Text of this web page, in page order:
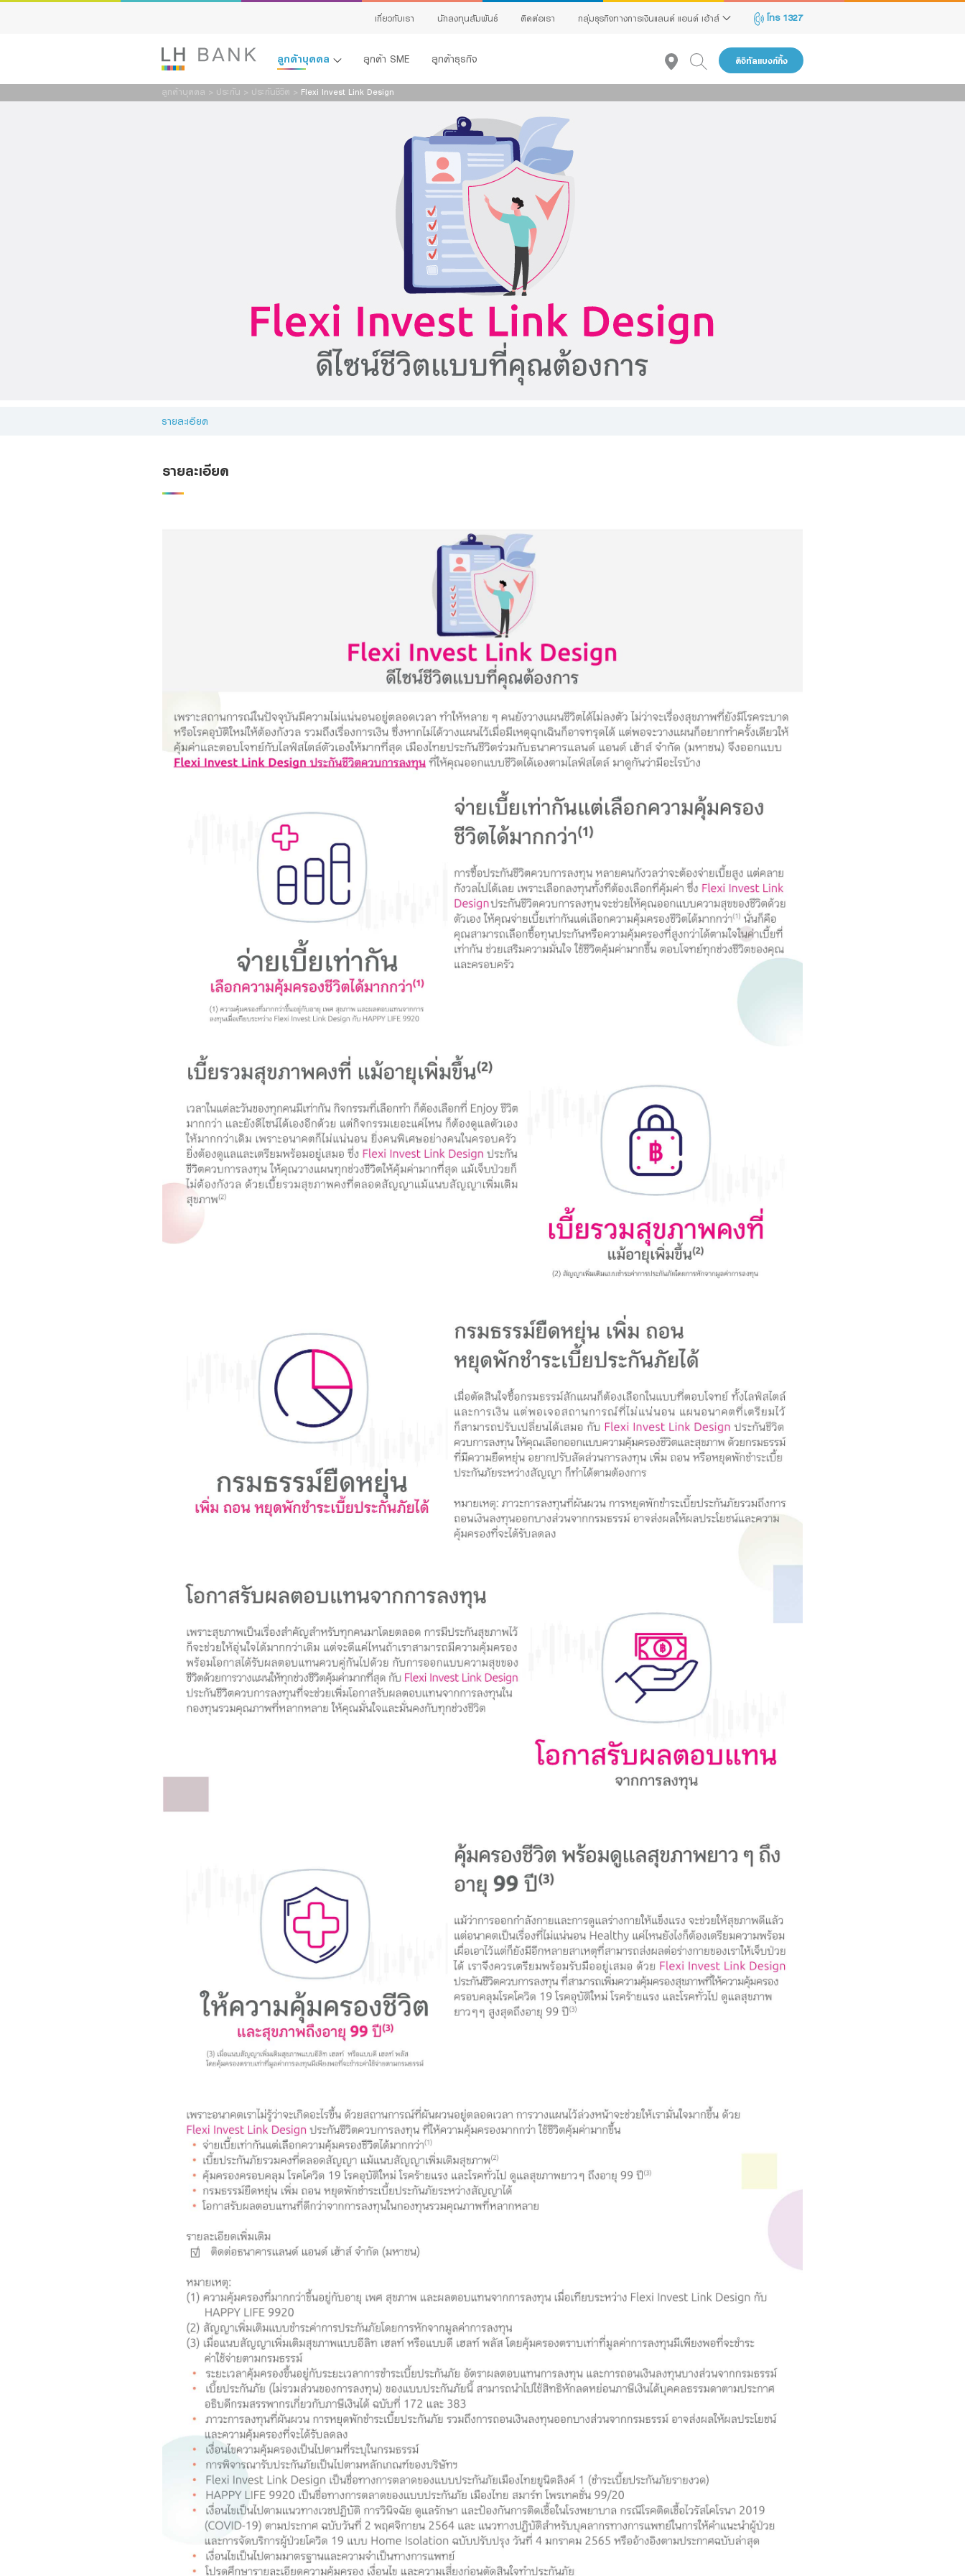
เกี่ยวกับเรา นักลงทุนสัมพันธ์ ติดต่อเรา กลุ่มธุรกิจทางการเงินแลนด์ แอนด์ เฮ้าส์ โทร 1327
ลูกค้าบุคคล ลูกค้า SME ลูกค้าธุรกิจ ดิจิทัลแบงก์กิ้ง
Foreigners
ลูกค้าบุคคล > ประกัน > ประกันชีวิต > Flexi Invest Link Design
รายละเอียด
รายละเอียด
สนใจผลิตภัณฑ์
แจ้งข้อมูลให้ผู้เชี่ยวชาญของเราติดต่อกลับ
ชื่อ:
อายุ:
เบอร์โทรศัพท์:
รายละเอียดที่ต้องการติดต่อ:
ข้าพเจ้าขอรับรองว่าข้อมูลที่ระบุข้างต้น รวมถึงข้อมูลส่วนบุคคลที่ได้ให้ไว้กับธนาคารข้างต้นนี้ถูก
ต้องและเป็นจริงทุกประการ และข้าพเจ้าประสงค์ให้ไว้แก่ธนาคาร เพื่อให้เจ้าหน้าที่ธนาคารติดต่อกลับข้าพเจ้า
เพื่อให้คำปรึกษาทางการเงินและนำเสนอข้อมูลเกี่ยวกับผลิตภัณฑ์หรือบริการของธนาคารที่ข้าพเจ้าสนใจ
หรือที่ข้าพเจ้าอาจสนใจ
ข้าพเจ้าได้อ่าน ทำความเข้าใจ และรับทราบรายละเอียดการเก็บรวบรวม การใช้ และการเปิดเผยข้อมูล
ส่วนบุคคล รวมทั้งสิทธิของข้าพเจ้า ตามประกาศนโยบายความเป็นส่วนตัวของธนาคารแล้วศึกษาเพิ่มเติม